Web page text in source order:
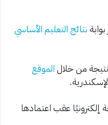
نتائج التعليم الأساسي
من خلالالموقع
إلكترونيًا عقب اعتمادها